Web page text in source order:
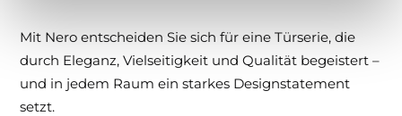
Mit Nero entscheiden Sie sich für eine Türserie, die
durch Eleganz, Vielseitigkeit und Qualität begeistert –
und in jedem Raum ein starkes Designstatement
setzt.